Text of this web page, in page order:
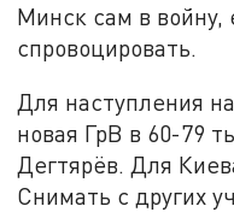
Минск сам в войну,
спровоцировать.
Для наступления
новая ГрВ в 60-79
Дегтярёв. Для
Снимать с других